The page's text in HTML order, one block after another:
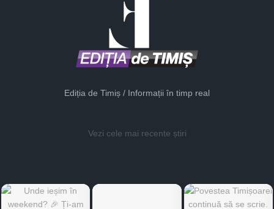
Ediția de Timiș / Informații în timp real
Vezi cele mai recente știri